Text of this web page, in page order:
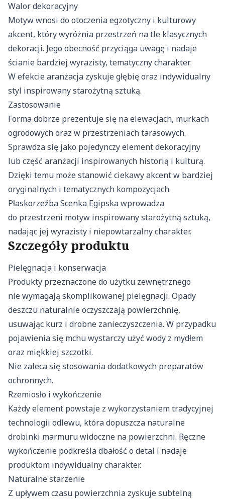
Walor dekoracyjny
Motyw wnosi do otoczenia egzotyczny i kulturowy
akcent, który wyróżnia przestrzeń na tle klasycznych
dekoracji. Jego obecność przyciąga uwagę i nadaje
ścianie bardziej wyrazisty, tematyczny charakter.
W efekcie aranżacja zyskuje głębię oraz indywidualny
styl inspirowany starożytną sztuką.
Zastosowanie
Forma dobrze prezentuje się na elewacjach, murkach
ogrodowych oraz w przestrzeniach tarasowych.
Sprawdza się jako pojedynczy element dekoracyjny
lub część aranżacji inspirowanych historią i kulturą.
Dzięki temu może stanowić ciekawy akcent w bardziej
oryginalnych i tematycznych kompozycjach.
Płaskorzeźba Scenka Egipska wprowadza
do przestrzeni motyw inspirowany starożytną sztuką,
nadając jej wyrazisty i niepowtarzalny charakter.
Szczegóły produktu
Pielęgnacja i konserwacja
Produkty przeznaczone do użytku zewnętrznego
nie wymagają skomplikowanej pielęgnacji. Opady
deszczu naturalnie oczyszczają powierzchnię,
usuwając kurz i drobne zanieczyszczenia. W przypadku
pojawienia się mchu wystarczy użyć wody z mydłem
oraz miękkiej szczotki.
Nie zaleca się stosowania dodatkowych preparatów
ochronnych.
Rzemiosło i wykończenie
Każdy element powstaje z wykorzystaniem tradycyjnej
technologii odlewu, która dopuszcza naturalne
drobinki marmuru widoczne na powierzchni. Ręczne
wykończenie podkreśla dbałość o detal i nadaje
produktom indywidualny charakter.
Naturalne starzenie
Z upływem czasu powierzchnia zyskuje subtelną